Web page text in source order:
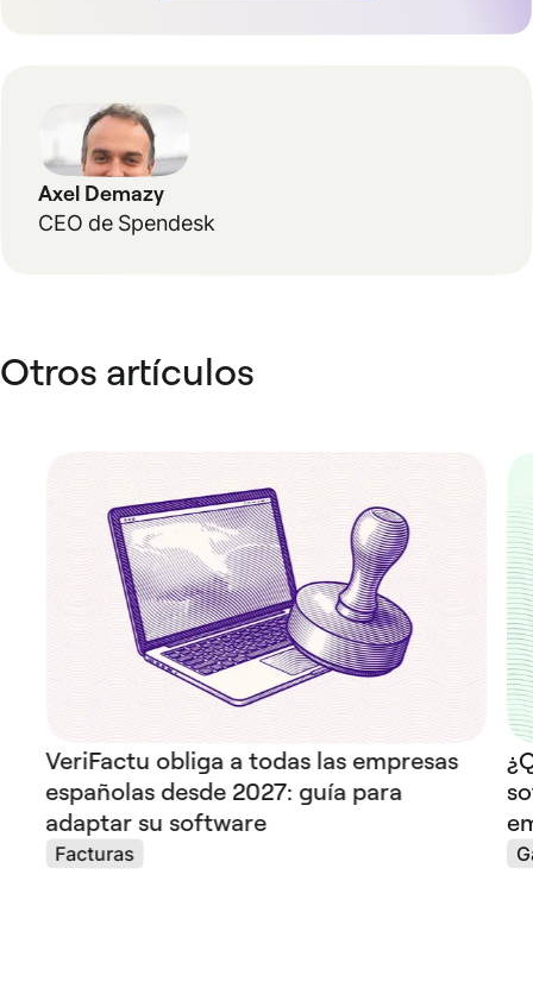
Axel Demazy
CEO de Spendesk
Otros artículos
VeriFactu obliga a todas las empresas
españolas desde 2027: guía para
adaptar su software
Facturas